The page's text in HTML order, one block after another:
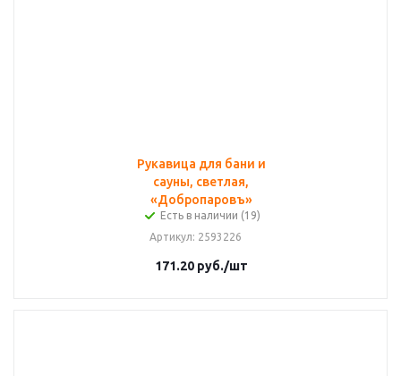
Рукавица для бани и
сауны, светлая,
«Добропаровъ»
Есть в наличии (19)
Артикул: 2593226
171.20руб./шт